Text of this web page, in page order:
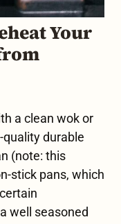
Your
a clean wok or
quality durable
(note: this
stick pans, which
well seasoned